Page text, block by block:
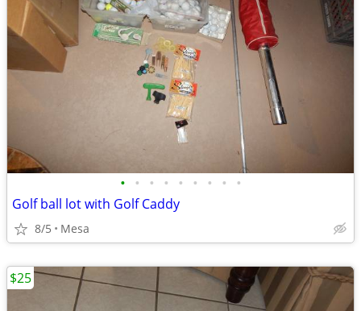
• • • • • • • • •
Golf ball lot with Golf Caddy
8/5 Mesa
$25